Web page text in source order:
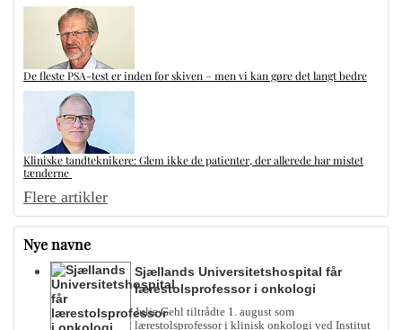
De fleste PSA-test er inden for skiven – men vi kan gøre det langt bedre
Kliniske tandteknikere: Glem ikke de patienter, der allerede har mistet
tænderne
Flere artikler
Nye navne
Sjællands Universitetshospital får
lærestolsprofessor i onkologi
Julie Gehl tiltrådte 1. august som
lærestolsprofessor i klinisk onkologi ved Institut